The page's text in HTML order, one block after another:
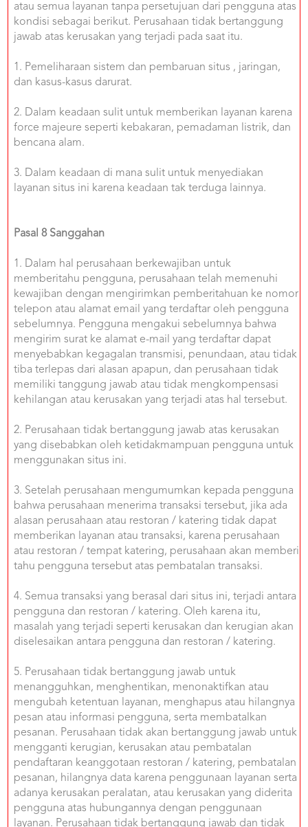
atau semua layanan tanpa persetujuan dari pengguna atas
kondisi sebagai berikut. Perusahaan tidak bertanggung
jawab atas kerusakan yang terjadi pada saat itu.
1. Pemeliharaan sistem dan pembaruan situs , jaringan,
dan kasus-kasus darurat.
2. Dalam keadaan sulit untuk memberikan layanan karena
force majeure seperti kebakaran, pemadaman listrik, dan
bencana alam.
3. Dalam keadaan di mana sulit untuk menyediakan
layanan situs ini karena keadaan tak terduga lainnya.
Pasal 8 Sanggahan
1. Dalam hal perusahaan berkewajiban untuk
memberitahu pengguna, perusahaan telah memenuhi
kewajiban dengan mengirimkan pemberitahuan ke nomor
telepon atau alamat email yang terdaftar oleh pengguna
sebelumnya. Pengguna mengakui sebelumnya bahwa
mengirim surat ke alamat e-mail yang terdaftar dapat
menyebabkan kegagalan transmisi, penundaan, atau tidak
tiba terlepas dari alasan apapun, dan perusahaan tidak
memiliki tanggung jawab atau tidak mengkompensasi
kehilangan atau kerusakan yang terjadi atas hal tersebut.
2. Perusahaan tidak bertanggung jawab atas kerusakan
yang disebabkan oleh ketidakmampuan pengguna untuk
menggunakan situs ini.
3. Setelah perusahaan mengumumkan kepada pengguna
bahwa perusahaan menerima transaksi tersebut, jika ada
alasan perusahaan atau restoran / katering tidak dapat
memberikan layanan atau transaksi, karena perusahaan
atau restoran / tempat katering, perusahaan akan memberi
tahu pengguna tersebut atas pembatalan transaksi.
4. Semua transaksi yang berasal dari situs ini, terjadi antara
pengguna dan restoran / katering. Oleh karena itu,
masalah yang terjadi seperti kerusakan dan kerugian akan
diselesaikan antara pengguna dan restoran / katering.
5. Perusahaan tidak bertanggung jawab untuk
menangguhkan, menghentikan, menonaktifkan atau
mengubah ketentuan layanan, menghapus atau hilangnya
pesan atau informasi pengguna, serta membatalkan
pesanan. Perusahaan tidak akan bertanggung jawab untuk
mengganti kerugian, kerusakan atau pembatalan
pendaftaran keanggotaan restoran / katering, pembatalan
pesanan, hilangnya data karena penggunaan layanan serta
adanya kerusakan peralatan, atau kerusakan yang diderita
pengguna atas hubungannya dengan penggunaan
layanan. Perusahaan tidak bertanggung jawab dan tidak